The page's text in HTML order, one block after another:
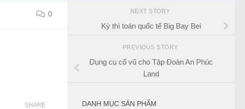
0
SHARE
NEXT STORY
Kỳ thì toán quốc tế Big Bay Bei
PREVIOUS STORY
Dụng cụ cổ vũ cho Tập Đoàn An Phúc
Land
DANH MỤC SẢN PHẨM